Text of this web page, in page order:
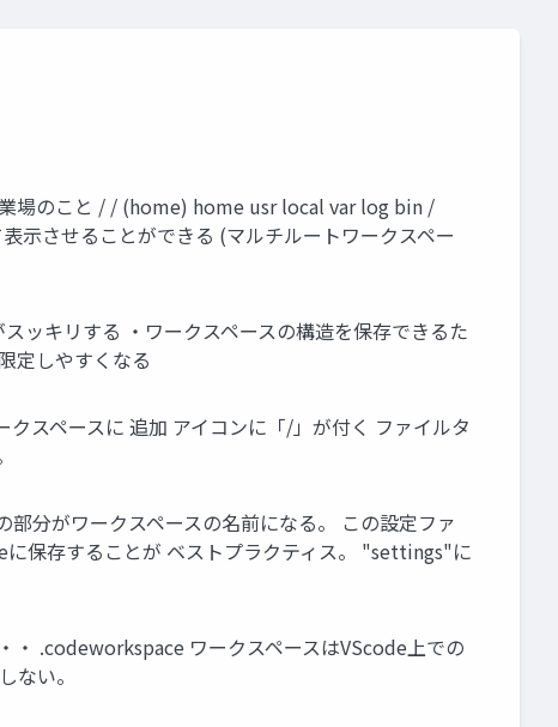
場のこと / / (home) home usr local var log bin /
示させることができる (マルチルートワークスペー
ッキリする ・ワークスペースの構造を保存できるた
定しやすくなる
スペースに 追加 アイコンに「/」が付く ファイルタ
分がワークスペースの名前になる。 この設定ファ
保存することが ベストプラクティス。 "settings"に
.codeworkspace ワークスペースはVScode上での
ない。